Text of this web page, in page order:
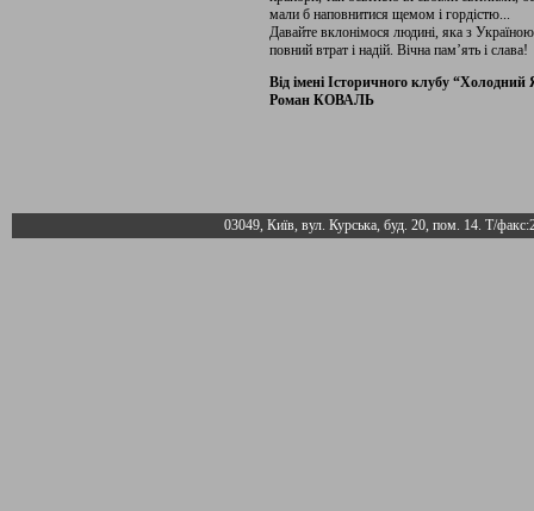
мали б наповнитися щемом і гордістю...
Давайте вклонімося людині, яка з
повний втрат і надій. Вічна пам’ять і слава!
Від імені Історичного клубу “Холодний
Роман КОВАЛЬ
03049, Київ, вул. Курська, буд. 20, пом. 14. Т/